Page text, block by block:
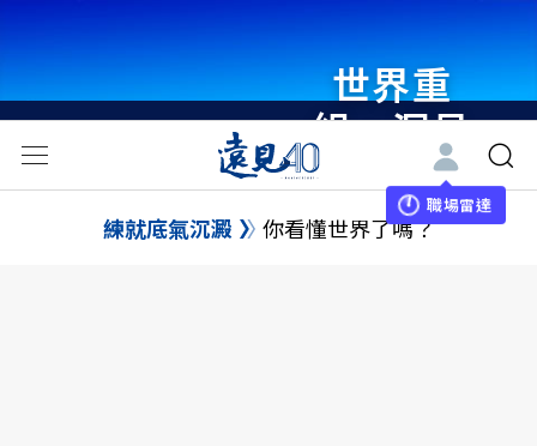
世界重
組・洞見
未來 與
世界領袖
職場雷達
練就底氣沉澱 你看懂世界了嗎？